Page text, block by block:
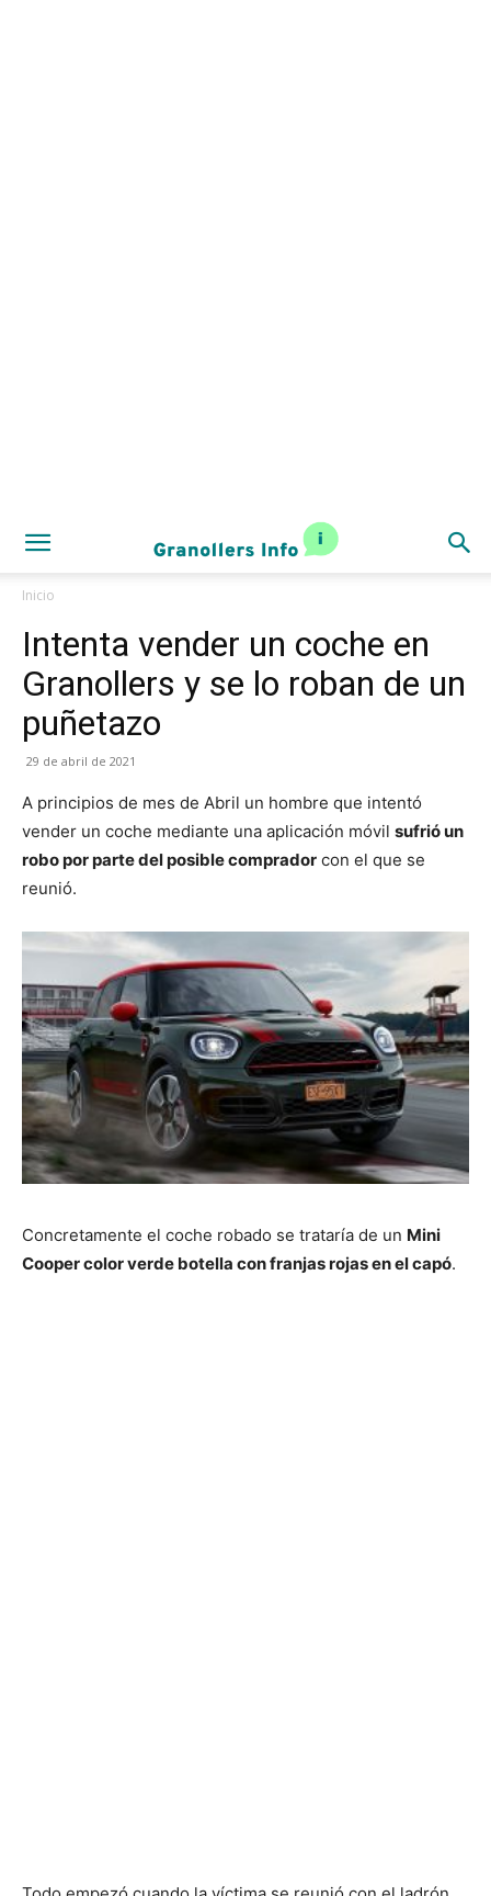
Inicio
Intenta vender un coche en
Granollers y se lo roban de un
puñetazo
29 de abril de 2021
A principios de mes de Abril un hombre que intentó
vender un coche mediante una aplicación móvil sufrió un
robo por parte del posible comprador con el que se
reunió.
Concretamente el coche robado se trataría de un Mini
Cooper color verde botella con franjas rojas en el capó.